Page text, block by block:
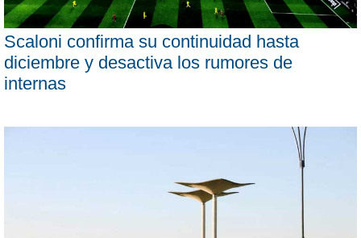
Scaloni confirma su continuidad hasta
diciembre y desactiva los rumores de
internas